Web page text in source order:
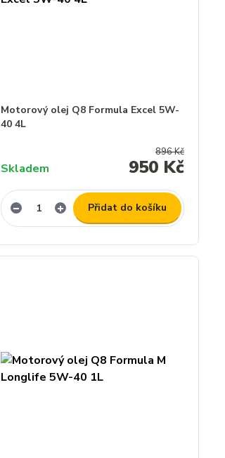
Motorový olej Q8 Formula Excel 5W-
40 4L
896 Kč
950 Kč
Skladem
Přidat do košíku